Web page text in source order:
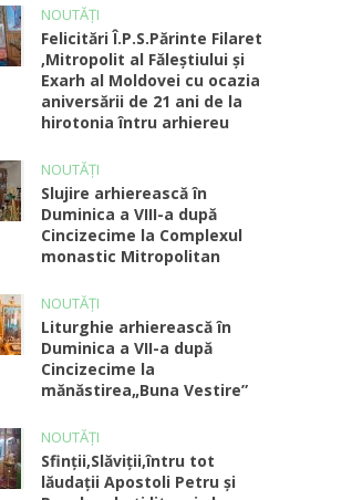
NOUTĂȚI
Felicitări Î.P.S.Părinte Filaret
,Mitropolit al Făleștiului și
Exarh al Moldovei cu ocazia
aniversării de 21 ani de la
hirotonia întru arhiereu
NOUTĂȚI
Slujire arhierească în
Duminica a VIII-a după
Cincizecime la Complexul
monastic Mitropolitan
NOUTĂȚI
Liturghie arhierească în
Duminica a VII-a după
Cincizecime la
mănăstirea„Buna Vestire”
NOUTĂȚI
Sfinții,Slăviții,întru tot
lăudații Apostoli Petru și